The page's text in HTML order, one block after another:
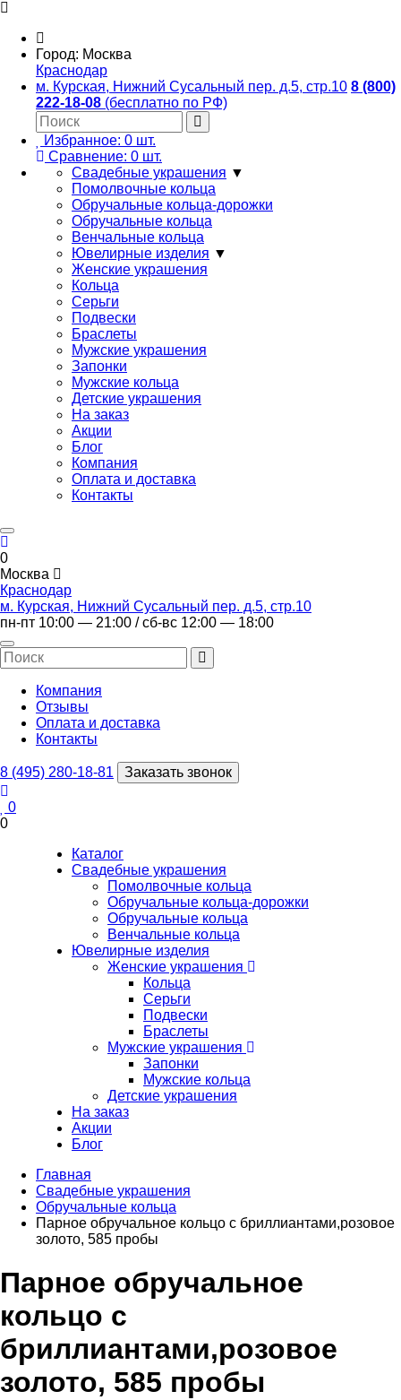
Город: Москва
Краснодар
м. Курская, Нижний Сусальный пер. д.5, стр.10 8 (800)
222-18-08 (бесплатно по РФ)
Избранное: 0 шт.
Сравнение: 0 шт.
Свадебные украшения ▼
Помолвочные кольца
Обручальные кольца-дорожки
Обручальные кольца
Венчальные кольца
Ювелирные изделия ▼
Женские украшения
Кольца
Серьги
Подвески
Браслеты
Мужские украшения
Запонки
Мужские кольца
Детские украшения
На заказ
Акции
Блог
Компания
Оплата и доставка
Контакты
0
Москва
Краснодар
м. Курская, Нижний Сусальный пер. д.5, стр.10
пн-пт 10:00 — 21:00 / сб-вс 12:00 — 18:00
Компания
Отзывы
Оплата и доставка
Контакты
8 (495) 280-18-81 Заказать звонок
0
0
Каталог
Свадебные украшения
Помолвочные кольца
Обручальные кольца-дорожки
Обручальные кольца
Венчальные кольца
Ювелирные изделия
Женские украшения
Кольца
Серьги
Подвески
Браслеты
Мужские украшения
Запонки
Мужские кольца
Детские украшения
На заказ
Акции
Блог
Главная
Свадебные украшения
Обручальные кольца
Парное обручальное кольцо с бриллиантами,розовое
золото, 585 пробы
Парное обручальное
кольцо с
бриллиантами,розовое
золото, 585 пробы